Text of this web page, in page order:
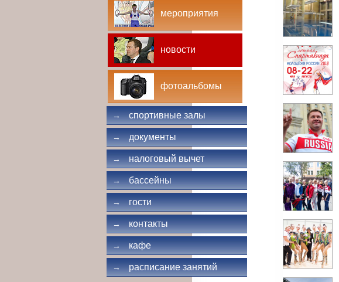
мероприятия
новости
фотоальбомы
→ спортивные залы
→ документы
→ налоговый вычет
→ бассейны
→ гости
→ контакты
→ кафе
→ расписание занятий